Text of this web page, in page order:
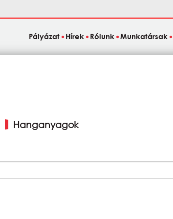
Pályázat Hírek Rólunk Munkatársak
Hanganyagok